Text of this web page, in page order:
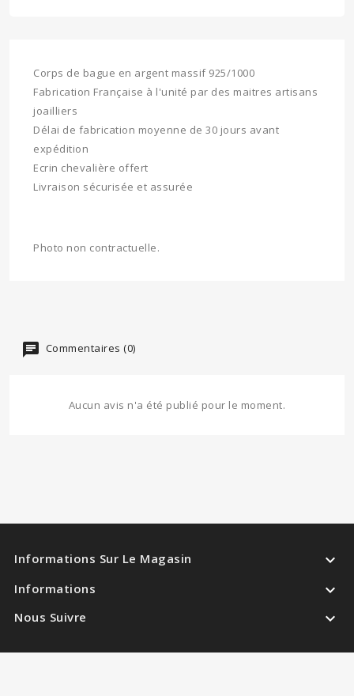
Corps de bague en argent massif 925/1000
Fabrication Française à l'unité par des maitres artisans
joailliers
Délai de fabrication moyenne de 30 jours avant
expédition
Ecrin chevalière offert
Livraison sécurisée et assurée
Photo non contractuelle.
Commentaires (0)
Aucun avis n'a été publié pour le moment.
Informations Sur Le Magasin 
Informations 
Nous Suivre 